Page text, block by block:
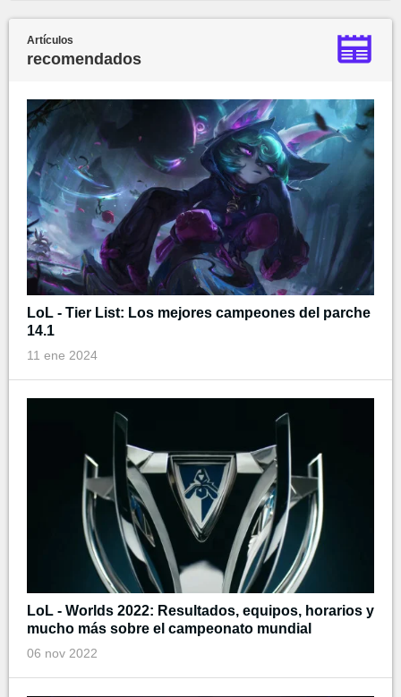
Artículos
recomendados
LoL - Tier List: Los mejores campeones del parche
14.1
11 ene 2024
LoL - Worlds 2022: Resultados, equipos, horarios y
mucho más sobre el campeonato mundial
06 nov 2022